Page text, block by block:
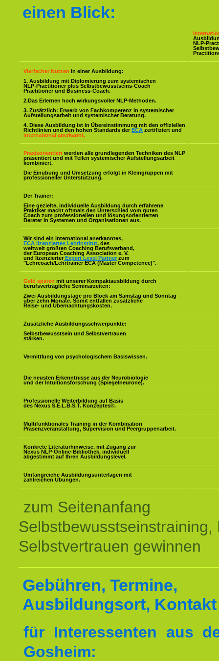
einen Blick:
NLP-
Vierfacher Nutzen in einer Ausbildung:
1. Ausbildung mit Diplomierung zum systemischen
NLP-Practitioner plus Selbstbewusstseins-Coach
Practitioner und Business-Coach.
2.Das Erlernen hoch wirkungsvoller NLP-Methoden.
3. Zusätzlich: Erwerb von Fachkompetenz in systemischer
Aufstellungsarbeit und systemischer Beratung.
4. Diese Ausbildung ist in Übereinstimmung mit den offiziellen
Richtlinien und den hohen Standards der ECA zertifiziert und
international anerkannt.
Praxisorientiert werden alle grundlegenden Techniken des NLP
präsentiert und mit Teilen systemischer Aufstellungsarbeit
kombiniert.
Die Einübung und Umsetzung erfolgt in Kleingruppen mit
professioneller Unterstützung.
Der Trainer:
Eine gezielte, individuelle Ausbildung durch erfahrene
Praktiker macht oftmals den Unterschied vom guten
Coach zum professionellen und lösungsorientierten
Berater in Systemen und Organisationen aus.
Wir sind ein international anerkanntes,
ECA lizenziertes Lehrinstitut, des
weltweit größten Coaching Berufsverband,
der European Coaching Association e. V.
und lizenzierter Expert Level Partner zum
"Lehrcoach/Lehrtrainer ECA (Master Competence)".
Geld sparen mit unserer Kompaktausbildung durch
berufsverträgliche Seminarzeiten:
Zwei Ausbildungstage pro Block am Samstag und Sonntag
über zehn Monate. Somit entfallen zusätzliche
Reise- und Übernachtungskosten.
Zusätzliche Ausbildungsschwerpunkte:
Selbstbewusstsein und Selbstvertrauen
stärken.
Vermittlung von psychologischem Basiswissen.
Die neusten Erkenntnisse aus der Neurobiologie
und der Intuitionsforschung (Spiegelneurone).
Professionelle Weiterbildung auf Basis
des Nexus S.E.L.B.S.T. Konzeptes®.
Multifunktionales Training in der Kombination
Präsenzveranstaltung, Supervision und Peergruppenarbeit.
Konkrete Literaturhinweise, mit Zugang zur
Nexus NLP-Online-Bibliothek, individuell
abgestimmt auf Ihren Ausbildungslevel.
Umfangreiche Ausbildungsunterlagen mit
zahlreichen Übungen.
zum Seitenanfang
Selbstbewusstseinstraining,
Selbstvertrauen gewinnen
Gebühren, Termine,
Ausbildungsort, Kontakt
für Interessenten aus
Gosheim: